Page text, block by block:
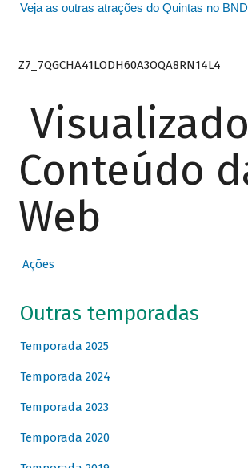
Veja as outras atrações do Quintas no
Z7_7QGCHA41LODH60A3OQA8RN14L4
Conteúdo
Web
Ações
Outras temporadas
Temporada 2025
Temporada 2024
Temporada 2023
Temporada 2020